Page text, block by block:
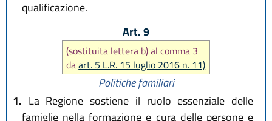
qualificazione.
Art. 9
(sostituita lettera b) al comma 3
daart. 5 L.R. 15 luglio 2016 n. 11)
Politiche familiari
1. La Regione sostiene il ruolo essenziale delle
famiglie nella formazione e cura delle persone e